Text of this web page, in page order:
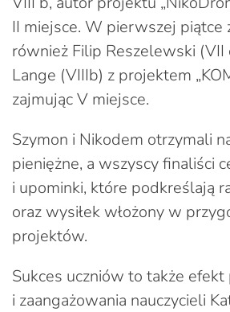
II miejsce. W pierwszej piątce
również Filip Reszelewski
Lange (VIIIb) z projektem
zajmując V miejsce.
Szymon i Nikodem otrzymali
pieniężne, a wszyscy finaliści
i upominki, które podkreślają
oraz wysiłek włożony w
projektów.
Sukces uczniów to także efekt
i zaangażowania nauczycieli